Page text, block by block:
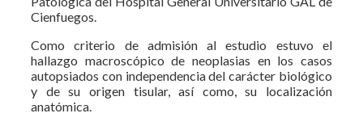
Cienfuegos.
Como criterio de admisión al estudio estuvo el
hallazgo macroscópico de neoplasias en los casos
autopsiados con independencia del carácter biológico
y de su origen tisular, así como, su localización
anatómica.